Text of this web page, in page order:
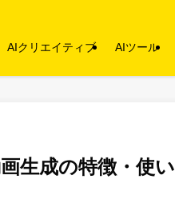
AIクリエイティブ AIツール
生成の特徴・使い